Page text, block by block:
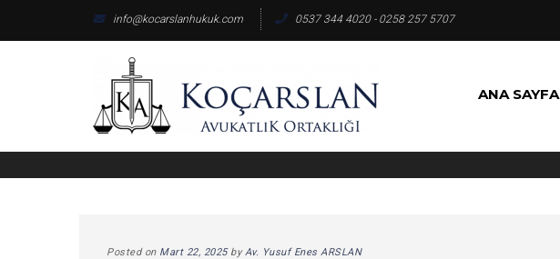
info@kocarslanhukuk.com 0537 344 4020 - 0258 257 5707
ANA SAYFA
Posted on Mart 22, 2025byAv. Yusuf Enes ARSLAN